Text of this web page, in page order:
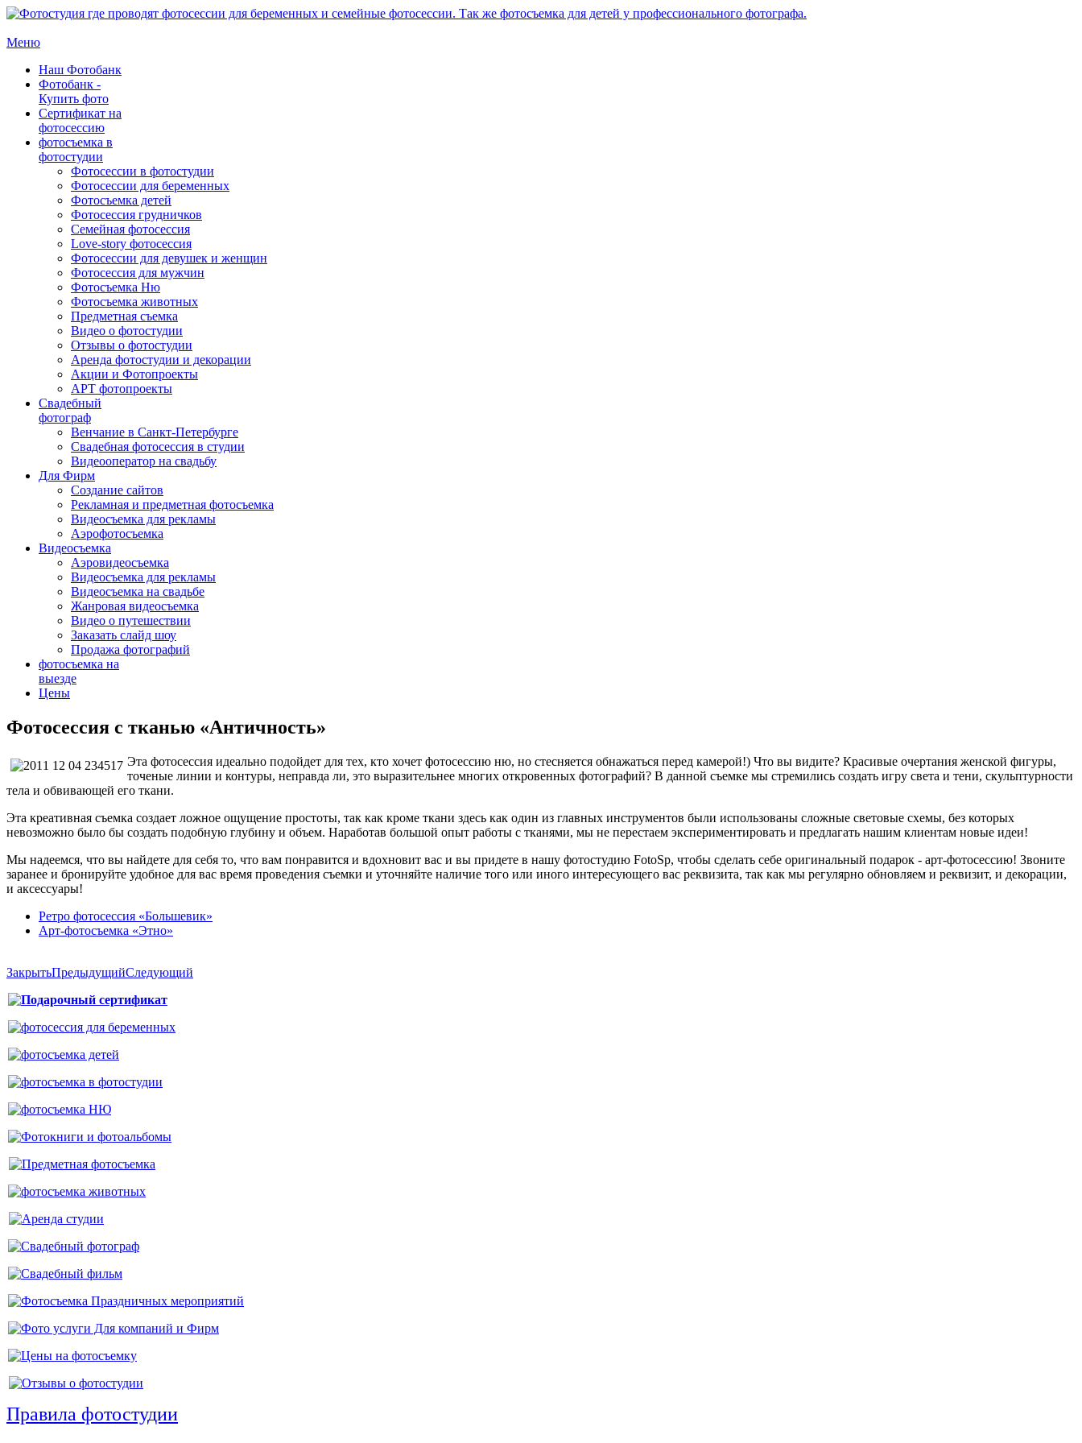
Меню
Наш Фотобанк
Фотобанк -
Купить фото
Сертификат на
фотосессию
фотосъемка в
фотостудии
Фотосессии в фотостудии
Фотосессии для беременных
Фотосъемка детей
Фотосессия грудничков
Семейная фотосессия
Love-story фотосессия
Фотосессии для девушек и женщин
Фотосессия для мужчин
Фотосъемка Ню
Фотосъемка животных
Предметная съемка
Видео о фотостудии
Отзывы о фотостудии
Аренда фотостудии и декорации
Акции и Фотопроекты
АРТ фотопроекты
Свадебный
фотограф
Венчание в Санкт-Петербурге
Свадебная фотосессия в студии
Видеооператор на свадьбу
Для Фирм
Создание сайтов
Рекламная и предметная фотосъемка
Видеосъемка для рекламы
Аэрофотосъемка
Видеосъемка
Аэровидеосъемка
Видеосъемка для рекламы
Видеосъемка на свадьбе
Жанровая видеосъемка
Видео о путешествии
Заказать слайд шоу
Продажа фотографий
фотосъемка на
выезде
Цены
Фотосессия с тканью «Античность»
Эта фотосессия идеально подойдет для тех, кто хочет фотосессию ню, но стесняется обнажаться перед камерой!) Что вы видите? Красивые очертания женской фигуры,
точеные линии и контуры, неправда ли, это выразительнее многих откровенных фотографий? В данной съемке мы стремились создать игру света и тени, скульптурности
тела и обвивающей его ткани.
Эта креативная съемка создает ложное ощущение простоты, так как кроме ткани здесь как один из главных инструментов были использованы сложные световые схемы, без которых
невозможно было бы создать подобную глубину и объем. Наработав большой опыт работы с тканями, мы не перестаем экспериментировать и предлагать нашим клиентам новые идеи!
Мы надеемся, что вы найдете для себя то, что вам понравится и вдохновит вас и вы придете в нашу фотостудию FotoSp, чтобы сделать себе оригинальный подарок - арт-фотосессию! Звоните
заранее и бронируйте удобное для вас время проведения съемки и уточняйте наличие того или иного интересующего вас реквизита, так как мы регулярно обновляем и реквизит, и декорации,
и аксессуары!
Ретро фотосессия «Большевик»
Арт-фотосъемка «Этно»
ЗакрытьПредыдущийСледующий
Правила фотостудии